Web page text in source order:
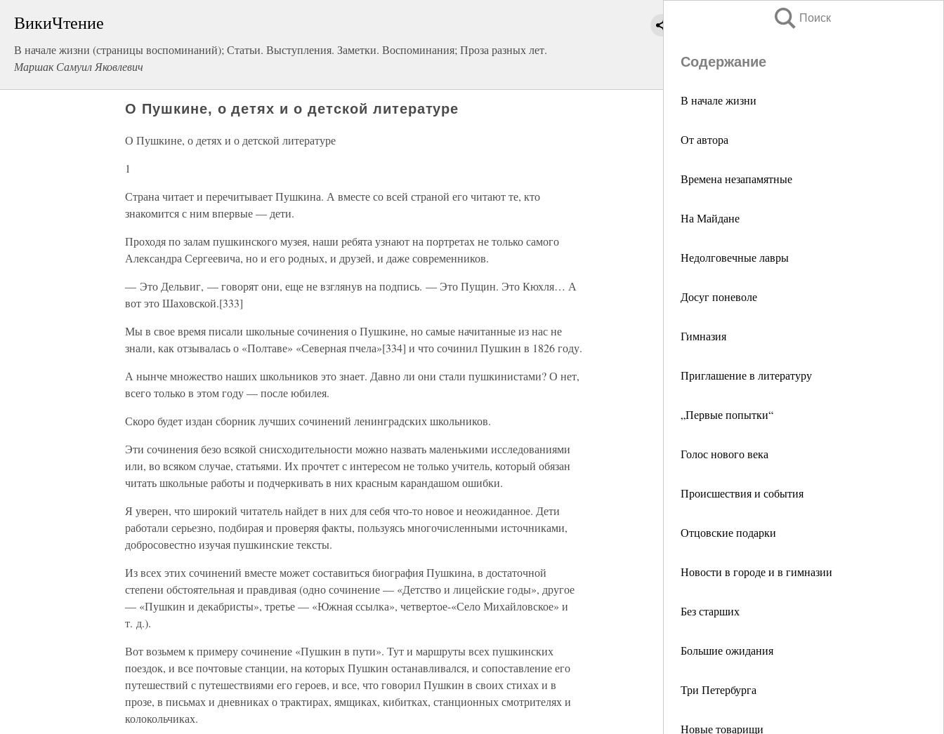
ВикиЧтение
В начале жизни (страницы воспоминаний); Статьи. Выступления. Заметки. Воспоминания; Проза разных лет.
Маршак Самуил Яковлевич
Поиск
Содержание
В начале жизни
От автора
Времена незапамятные
На Майдане
Недолговечные лавры
Досуг поневоле
Гимназия
Приглашение в литературу
„Первые попытки“
Голос нового века
Происшествия и события
Отцовские подарки
Новости в городе и в гимназии
Без старших
Большие ожидания
Три Петербурга
Новые товарищи
О Пушкине, о детях и о детской литературе
О Пушкине, о детях и о детской литературе
1
Страна читает и перечитывает Пушкина. А вместе со всей страной его читают те, кто
знакомится с ним впервые — дети.
Проходя по залам пушкинского музея, наши ребята узнают на портретах не только самого
Александра Сергеевича, но и его родных, и друзей, и даже современников.
— Это Дельвиг, — говорят они, еще не взглянув на подпись. — Это Пущин. Это Кюхля… А
вот это Шаховской.[333]
Мы в свое время писали школьные сочинения о Пушкине, но самые начитанные из нас не
знали, как отзывалась о «Полтаве» «Северная пчела»[334] и что сочинил Пушкин в 1826 году.
А нынче множество наших школьников это знает. Давно ли они стали пушкинистами? О нет,
всего только в этом году — после юбилея.
Скоро будет издан сборник лучших сочинений ленинградских школьников.
Эти сочинения безо всякой снисходительности можно назвать маленькими исследованиями
или, во всяком случае, статьями. Их прочтет с интересом не только учитель, который обязан
читать школьные работы и подчеркивать в них красным карандашом ошибки.
Я уверен, что широкий читатель найдет в них для себя что-то новое и неожиданное. Дети
работали серьезно, подбирая и проверяя факты, пользуясь многочисленными источниками,
добросовестно изучая пушкинские тексты.
Из всех этих сочинений вместе может составиться биография Пушкина, в достаточной
степени обстоятельная и правдивая (одно сочинение — «Детство и лицейские годы», другое
— «Пушкин и декабристы», третье — «Южная ссылка», четвертое-«Село Михайловское» и
т. д.).
Вот возьмем к примеру сочинение «Пушкин в пути». Тут и маршруты всех пушкинских
поездок, и все почтовые станции, на которых Пушкин останавливался, и сопоставление его
путешествий с путешествиями его героев, и все, что говорил Пушкин в своих стихах и в
прозе, в письмах и дневниках о трактирах, ямщиках, кибитках, станционных смотрителях и
колокольчиках.